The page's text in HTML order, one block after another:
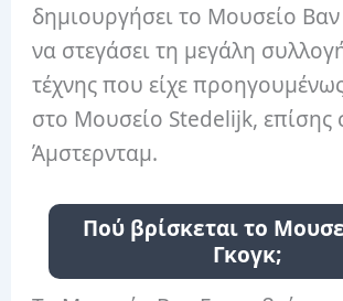
δημιουργήσει το Μουσείο Βαν
να στεγάσει τη μεγάλη
τέχνης που είχε
στο Μουσείο Stedelijk, επίσης
Άμστερνταμ.
Πού βρίσκεται το
Γκογκ;